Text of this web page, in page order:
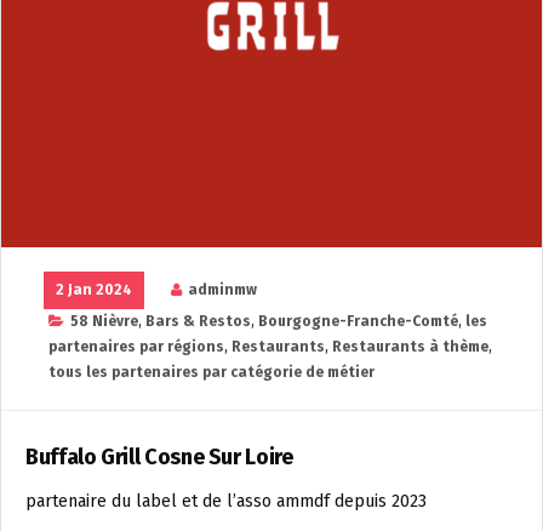
2 Jan 2024
adminmw
58 Nièvre, Bars & Restos, Bourgogne-Franche-Comté, les
partenaires par régions, Restaurants, Restaurants à thème,
tous les partenaires par catégorie de métier
Buffalo Grill Cosne Sur Loire
partenaire du label et de l’asso ammdf depuis 2023